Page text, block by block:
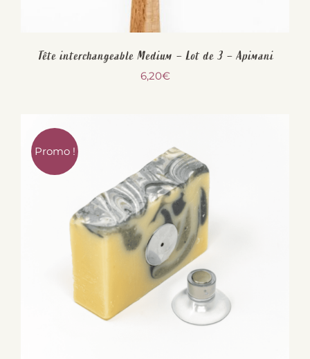
Tête interchangeable Medium – Lot de 3 – Apimani
6,20€
Promo !